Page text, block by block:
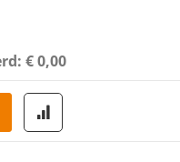
€ 0,00